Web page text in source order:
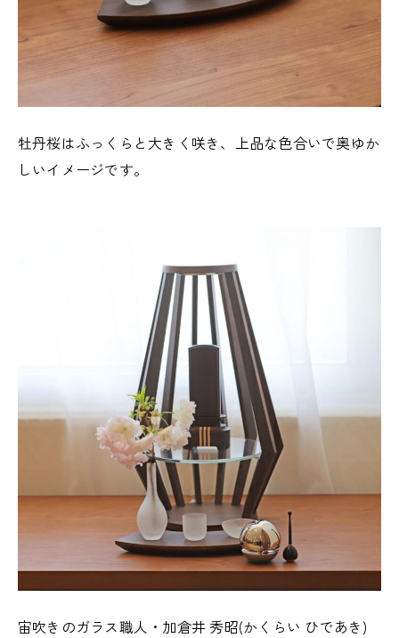
牡丹桜はふっくらと大きく咲き、上品な色合いで奥ゆか
しいイメージです。
宙吹きのガラス職人・加倉井 秀昭(かくらい ひであき)